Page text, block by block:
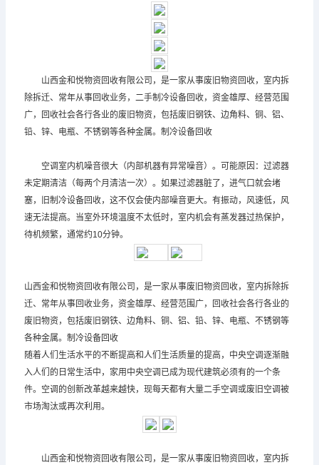
山西金和悦物资回收有限公司，是一家从事废旧物资回收，室内拆
除拆迁、常年从事回收业务，二手制冷设备回收，资金雄厚、经营范围
广，回收社会各行各业的废旧物资，包括废旧钢铁、边角料、铜、铝、
铅、锌、电瓶、不锈钢等各种金属。制冷设备回收
空调室内机噪音很大（内部机器有异常噪音）。可能原因：过滤器
未定期清洁（每两个月清洁一次）。如果过滤器脏了，进气口就会堵
塞，旧制冷设备回收，这不仅会使内部噪音更大。有振动，风速低，风
速无法提高。当室外环境温度不太低时，室内机会有蒸发器过热保护，
待机频繁，通常约10分钟。
山西金和悦物资回收有限公司，是一家从事废旧物资回收，室内拆除拆
迁、常年从事回收业务，资金雄厚、经营范围广，回收社会各行各业的
废旧物资，包括废旧钢铁、边角料、铜、铝、铅、锌、电瓶、不锈钢等
各种金属。制冷设备回收
随着人们生活水平的不断提高和人们生活质量的提高，中央空调逐渐融
入人们的日常生活中，家用中央空调已成为现代建筑必须有的一个条
件。空调的创新改革越来越快，现每天都有大量二手空调或废旧空调被
市场淘汰或再次利用。
山西金和悦物资回收有限公司，是一家从事废旧物资回收，室内拆